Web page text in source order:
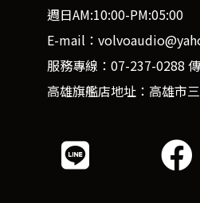
週日AM:10:00-PM:05:00
E-mail：
服務專線：07-237-0288
高雄旗艦店地址：高雄市